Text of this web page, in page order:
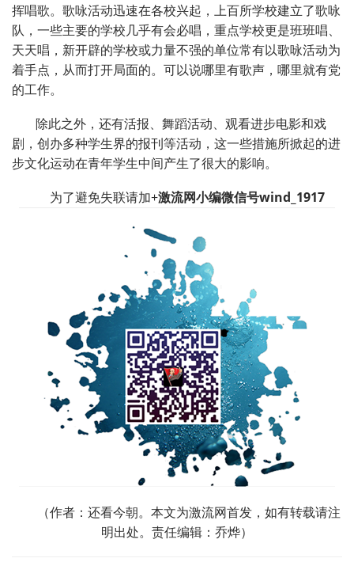
挥唱歌。歌咏活动迅速在各校兴起，上百所学校建立了歌咏
队，一些主要的学校几乎有会必唱，重点学校更是班班唱、
天天唱，新开辟的学校或力量不强的单位常有以歌咏活动为
着手点，从而打开局面的。可以说哪里有歌声，哪里就有党
的工作。
除此之外，还有活报、舞蹈活动、观看进步电影和戏
剧，创办多种学生界的报刊等活动，这一些措施所掀起的进
步文化运动在青年学生中间产生了很大的影响。
为了避免失联请加+激流网小编微信号wind_1917
（作者：还看今朝。本文为激流网首发，如有转载请注
明出处。责任编辑：乔烨）